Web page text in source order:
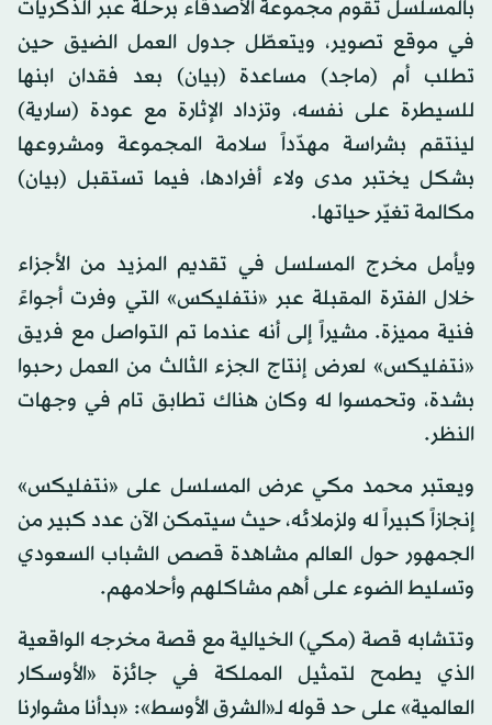
بالمسلسل تقوم مجموعة الأصدقاء برحلة عبر الذكريات
في موقع تصوير، ويتعطّل جدول العمل الضيق حين
تطلب أم (ماجد) مساعدة (بيان) بعد فقدان ابنها
للسيطرة على نفسه، وتزداد الإثارة مع عودة (سارية)
لينتقم بشراسة مهدّداً سلامة المجموعة ومشروعها
بشكل يختبر مدى ولاء أفرادها، فيما تستقبل (بيان)
مكالمة تغيّر حياتها.
ويأمل مخرج المسلسل في تقديم المزيد من الأجزاء
خلال الفترة المقبلة عبر «نتفليكس» التي وفرت أجواءً
فنية مميزة. مشيراً إلى أنه عندما تم التواصل مع فريق
«نتفليكس» لعرض إنتاج الجزء الثالث من العمل رحبوا
بشدة، وتحمسوا له وكان هناك تطابق تام في وجهات
النظر.
ويعتبر محمد مكي عرض المسلسل على «نتفليكس»
إنجازاً كبيراً له ولزملائه، حيث سيتمكن الآن عدد كبير من
الجمهور حول العالم مشاهدة قصص الشباب السعودي
وتسليط الضوء على أهم مشاكلهم وأحلامهم.
وتتشابه قصة (مكي) الخيالية مع قصة مخرجه الواقعية
الذي يطمح لتمثيل المملكة في جائزة «الأوسكار
العالمية» على حد قوله لـ«الشرق الأوسط»: «بدأنا مشوارنا